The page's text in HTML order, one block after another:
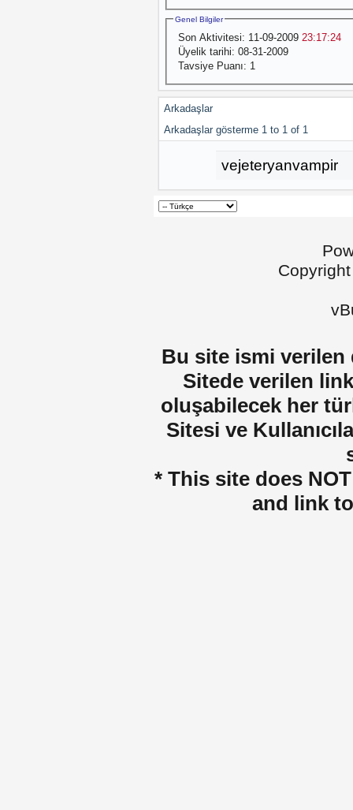
Genel Bilgiler
Son Aktivitesi: 11-09-2009 23:17:24
Üyelik tarihi: 08-31-2009
Tavsiye Puanı: 1
Arkadaşlar
Arkadaşlar gösterme 1 to 1 of 1
vejeteryanvampir
Bu site ismi verilen
Sitede verilen
oluşabilecek her
Sitesi ve
* This site does
and link